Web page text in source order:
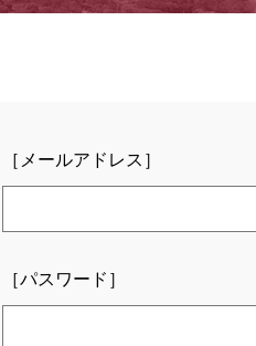
［メールアドレス］
［パスワード］